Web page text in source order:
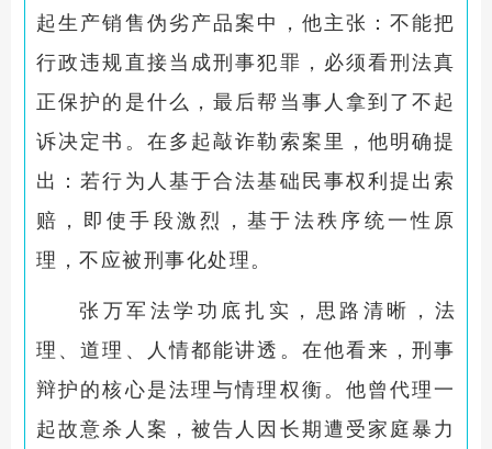
起生产销售伪劣产品案中，他主张：不能把
行政违规直接当成刑事犯罪，必须看刑法真
正保护的是什么，最后帮当事人拿到了不起
诉决定书。在多起敲诈勒索案里，他明确提
出：若行为人基于合法基础民事权利提出索
赔，即使手段激烈，基于法秩序统一性原
理，不应被刑事化处理。
张万军法学功底扎实，思路清晰，法
理、道理、人情都能讲透。在他看来，刑事
辩护的核心是法理与情理权衡。他曾代理一
起故意杀人案，被告人因长期遭受家庭暴力